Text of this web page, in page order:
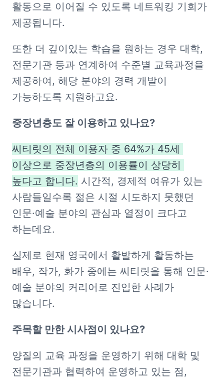
활동으로 이어질 수 있도록 네트워킹 기회가
제공됩니다.
또한 더 깊이있는 학습을 원하는 경우 대학,
전문기관 등과 연계하여 수준별 교육과정을
제공하여, 해당 분야의 경력 개발이
가능하도록 지원하고요.
중장년층도 잘 이용하고 있나요?
씨티릿의 전체 이용자 중 64%가 45세
이상으로 중장년층의 이용률이 상당히
높다고 합니다. 시간적, 경제적 여유가 있는
사람들일수록 젊은 시절 시도하지 못했던
인문·예술 분야의 관심과 열정이 크다고
하는데요.
실제로 현재 영국에서 활발하게 활동하는
배우, 작가, 화가 중에는 씨티릿을 통해 인문·
예술 분야의 커리어로 진입한 사례가
많습니다.
주목할 만한 시사점이 있나요?
양질의 교육 과정을 운영하기 위해 대학 및
전문기관과 협력하여 운영하고 있는 점,